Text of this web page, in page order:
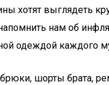
хотят выглядеть
нам об
одеждой каждого
шорты брата,